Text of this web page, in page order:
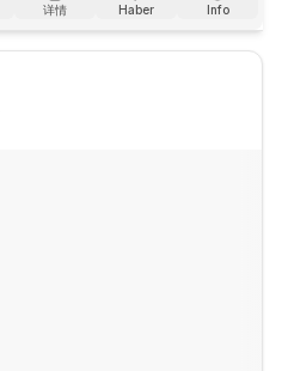
详情 Haber Info